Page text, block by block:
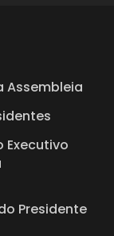
Assembleia
Executivo
Presidente